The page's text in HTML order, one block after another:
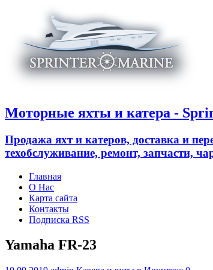
Моторные яхты и катера -
Продажа яхт и катеров, доставка и
техобслуживание, ремонт, запчасти,
Главная
О Нас
Карта сайта
Контакты
Подписка RSS
Yamaha FR-23